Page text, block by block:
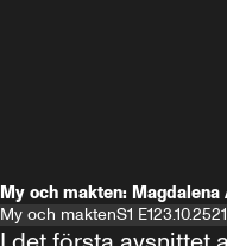
My och makten:
My och maktenS1 E123.10.25